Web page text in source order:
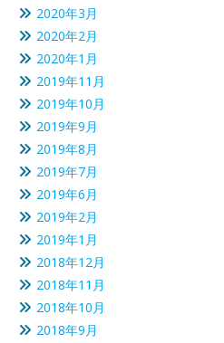
2020年3月
2020年2月
2020年1月
2019年11月
2019年10月
2019年9月
2019年8月
2019年7月
2019年6月
2019年2月
2019年1月
2018年12月
2018年11月
2018年10月
2018年9月